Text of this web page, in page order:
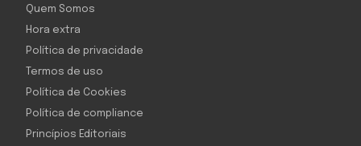
Quem Somos
Hora extra
Política de privacidade
Termos de uso
Política de Cookies
Política de compliance
Princípios Editoriais